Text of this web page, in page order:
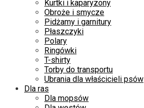
Kurtki i kaparyzony
Obroże i smycze
Pidżamy i garnitury
Płaszczyki
Polary
Ringówki
T-shirty
Torby do transportu
Ubrania dla właścicieli psów
Dla ras
Dla mopsów